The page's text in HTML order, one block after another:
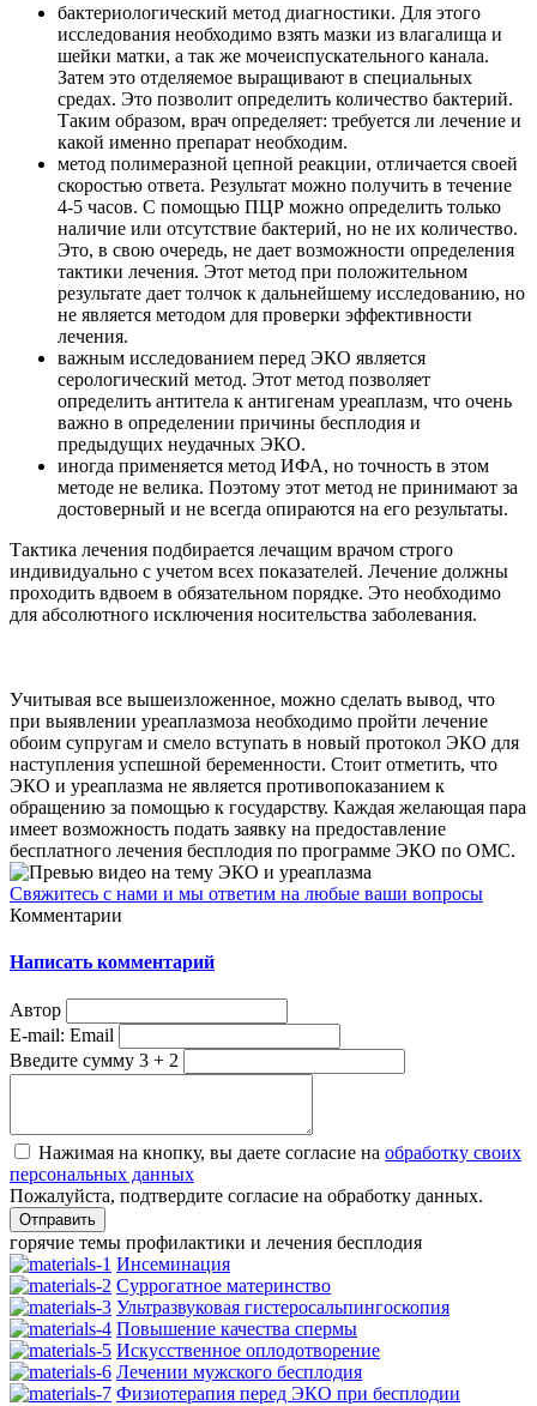
бактериологический метод диагностики. Для этого
исследования необходимо взять мазки из влагалища и
шейки матки, а так же мочеиспускательного канала.
Затем это отделяемое выращивают в специальных
средах. Это позволит определить количество бактерий.
Таким образом, врач определяет: требуется ли лечение и
какой именно препарат необходим.
метод полимеразной цепной реакции, отличается своей
скоростью ответа. Результат можно получить в течение
4-5 часов. С помощью ПЦР можно определить только
наличие или отсутствие бактерий, но не их количество.
Это, в свою очередь, не дает возможности определения
тактики лечения. Этот метод при положительном
результате дает толчок к дальнейшему исследованию, но
не является методом для проверки эффективности
лечения.
важным исследованием перед ЭКО является
серологический метод. Этот метод позволяет
определить антитела к антигенам уреаплазм, что очень
важно в определении причины бесплодия и
предыдущих неудачных ЭКО.
иногда применяется метод ИФА, но точность в этом
методе не велика. Поэтому этот метод не принимают за
достоверный и не всегда опираются на его результаты.
Тактика лечения подбирается лечащим врачом строго
индивидуально с учетом всех показателей. Лечение должны
проходить вдвоем в обязательном порядке. Это необходимо
для абсолютного исключения носительства заболевания.
Учитывая все вышеизложенное, можно сделать вывод, что
при выявлении уреаплазмоза необходимо пройти лечение
обоим супругам и смело вступать в новый протокол ЭКО для
наступления успешной беременности. Стоит отметить, что
ЭКО и уреаплазма не является противопоказанием к
обращению за помощью к государству. Каждая желающая пара
имеет возможность подать заявку на предоставление
бесплатного лечения бесплодия по программе ЭКО по ОМС.
Свяжитесь с нами и мы ответим на любые ваши вопросы
Комментарии
Написать комментарий
Автор
E-mail: Email
Введите сумму 3 + 2
Нажимая на кнопку, вы даете согласие на обработку своих
персональных данных
Пожалуйста, подтвердите согласие на обработку данных.
горячие темы профилактики и лечения бесплодия
Инсеминация
Суррогатное материнство
Ультразвуковая гистеросальпингоскопия
Повышение качества спермы
Искусственное оплодотворение
Лечении мужского бесплодия
Физиотерапия перед ЭКО при бесплодии